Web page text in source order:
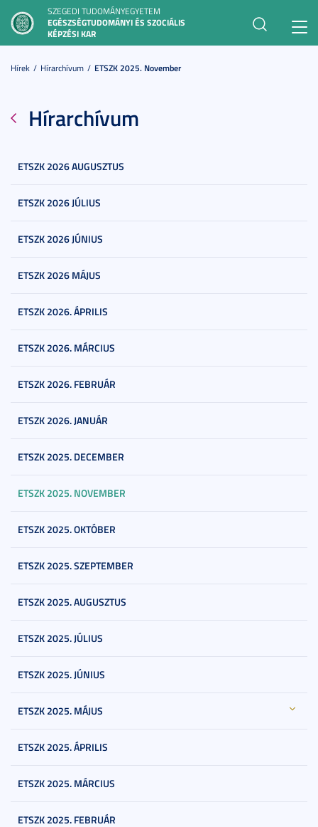
SZEGEDI TUDOMÁNYEGYETEM
EGÉSZSÉGTUDOMÁNYI ÉS SZOCIÁLIS
KÉPZÉSI KAR
Hírek Hírarchívum ETSZK 2025. November
Hírarchívum
ETSZK 2026 AUGUSZTUS
ETSZK 2026 JÚLIUS
ETSZK 2026 JÚNIUS
ETSZK 2026 MÁJUS
ETSZK 2026. ÁPRILIS
ETSZK 2026. MÁRCIUS
ETSZK 2026. FEBRUÁR
ETSZK 2026. JANUÁR
ETSZK 2025. DECEMBER
ETSZK 2025. NOVEMBER
ETSZK 2025. OKTÓBER
ETSZK 2025. SZEPTEMBER
ETSZK 2025. AUGUSZTUS
ETSZK 2025. JÚLIUS
ETSZK 2025. JÚNIUS
ETSZK 2025. MÁJUS
ETSZK 2025. ÁPRILIS
ETSZK 2025. MÁRCIUS
ETSZK 2025. FEBRUÁR